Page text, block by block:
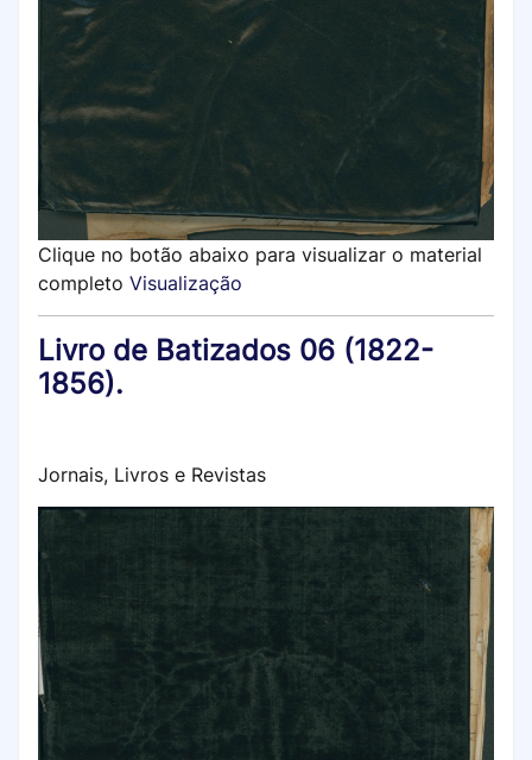
Clique no botão abaixo para visualizar o material
completo Visualização
Livro de Batizados 06 (1822-
1856).
Jornais, Livros e Revistas